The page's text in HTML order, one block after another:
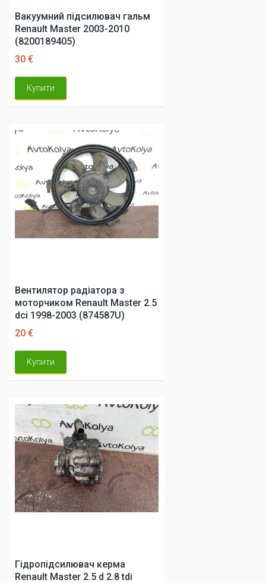
Вакуумний підсилювач гальм
Renault Master 2003-2010
(8200189405)
30 €
Купити
Вентилятор радіатора з
моторчиком Renault Master 2.5
dci 1998-2003 (874587U)
20 €
Купити
Гідропідсилювач керма
Renault Master 2.5 d 2.8 tdi